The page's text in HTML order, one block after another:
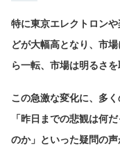
特に東京エレクトロン
どが大幅高となり、市
ら一転、市場は明るさを
この急激な変化に、多
「昨日までの悲観は何
のか」といった疑問の声